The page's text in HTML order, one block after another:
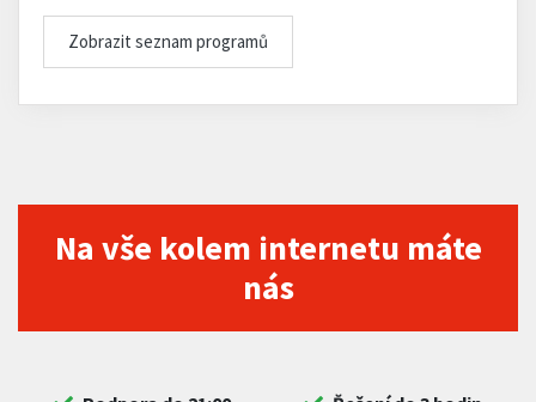
Zobrazit seznam programů
Na vše kolem internetu máte
nás